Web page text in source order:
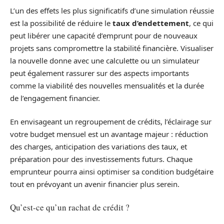
L’un des effets les plus significatifs d’une simulation réussie
est la possibilité de réduire le taux d’endettement, ce qui
peut libérer une capacité d’emprunt pour de nouveaux
projets sans compromettre la stabilité financière. Visualiser
la nouvelle donne avec une calculette ou un simulateur
peut également rassurer sur des aspects importants
comme la viabilité des nouvelles mensualités et la durée
de l’engagement financier.
En envisageant un regroupement de crédits, l’éclairage sur
votre budget mensuel est un avantage majeur : réduction
des charges, anticipation des variations des taux, et
préparation pour des investissements futurs. Chaque
emprunteur pourra ainsi optimiser sa condition budgétaire
tout en prévoyant un avenir financier plus serein.
Qu’est-ce qu’un rachat de crédit ?